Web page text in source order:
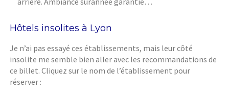
Hôtels insolites à Lyon
Je n’ai pas essayé ces établissements, mais leur côté
insolite me semble bien aller avec les recommandations de
ce billet. Cliquez sur le nom de l’établissement pour
réserver :